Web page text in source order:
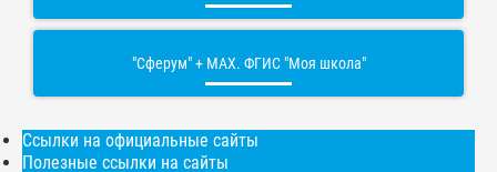
"Сферум" + МАХ. ФГИС "Моя школа"
Ссылки на официальные сайты
Полезные ссылки на сайты